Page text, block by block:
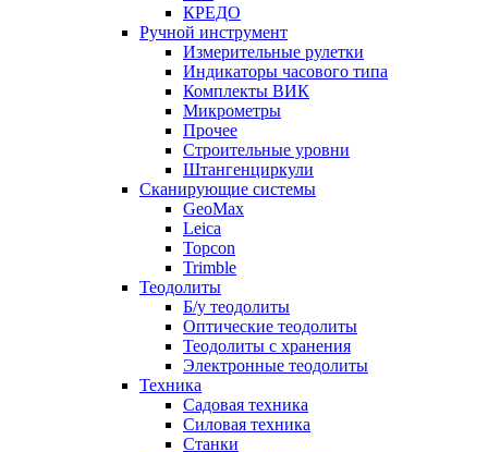
КРЕДО
Ручной инструмент
Измерительные рулетки
Индикаторы часового типа
Комплекты ВИК
Микрометры
Прочее
Строительные уровни
Штангенциркули
Сканирующие системы
GeoMax
Leica
Topcon
Trimble
Теодолиты
Б/у теодолиты
Оптические теодолиты
Теодолиты с хранения
Электронные теодолиты
Техника
Садовая техника
Силовая техника
Станки